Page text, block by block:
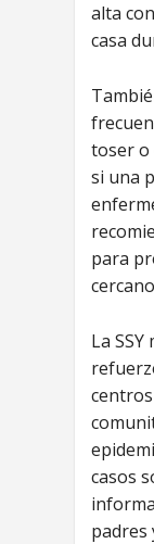
alta
casa
toser o
si una
para
La
casos
padres